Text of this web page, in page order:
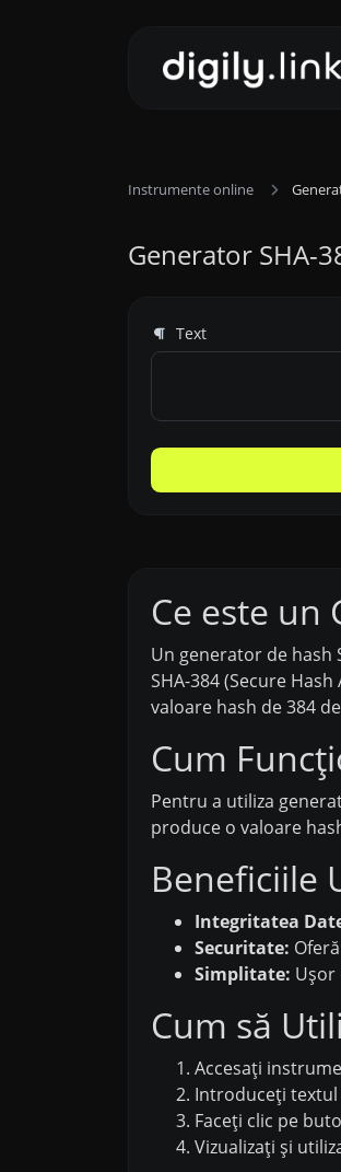
Instrumente online
Generator SHA-
Text
Ce este un
Un generator de hash
SHA-384 (Secure
valoare hash de 384
Cum
Pentru a utiliza
produce o valoare
Beneficiile
Integritatea
Securitate:
Simplitate: Ușor
Cum să
Accesați
Introduceți textul
Faceți clic pe
Vizualizați și